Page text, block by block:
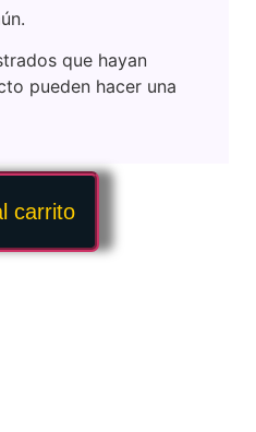
que hayan
pueden hacer una
carrito